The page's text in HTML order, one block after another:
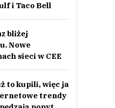
i Taco Bell
bliżej
Nowe
sieci w CEE
to kupili, więc ja
trendy